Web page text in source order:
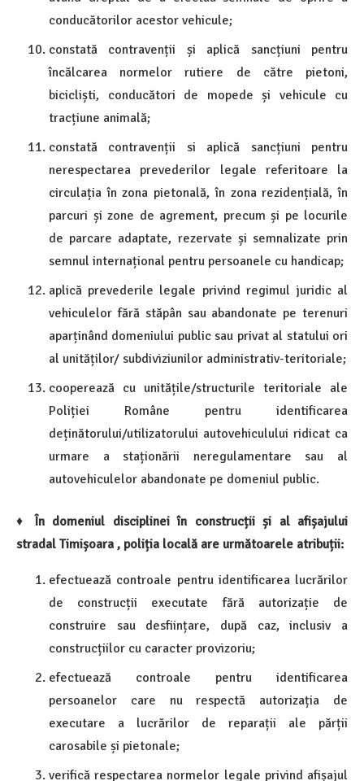
conducătorilor acestor vehicule;
constată contravenții și aplică sancțiuni pentru
încălcarea normelor rutiere de către pietoni,
bicicliști, conducători de mopede și vehicule cu
tracțiune animală;
constată contravenții si aplică sancțiuni pentru
nerespectarea prevederilor legale referitoare la
circulația în zona pietonală, în zona rezidențială, în
parcuri și zone de agrement, precum și pe locurile
de parcare adaptate, rezervate și semnalizate prin
semnul internațional pentru persoanele cu handicap;
aplică prevederile legale privind regimul juridic al
vehiculelor fără stăpân sau abandonate pe terenuri
aparținând domeniului public sau privat al statului ori
al unităților/ subdiviziunilor administrativ-teritoriale;
cooperează cu unitățile/structurile teritoriale ale
Poliției Române pentru identificarea
deținătorului/utilizatorului autovehiculului ridicat ca
urmare a staționării neregulamentare sau al
autovehiculelor abandonate pe domeniul public.
♦În domeniul disciplinei în construcții și al afișajului
stradal Timișoara , poliția locală are următoarele atribuții:
efectuează controale pentru identificarea lucrărilor
de construcții executate fără autorizație de
construire sau desființare, după caz, inclusiv a
construcțiilor cu caracter provizoriu;
efectuează controale pentru identificarea
persoanelor care nu respectă autorizația de
executare a lucrărilor de reparații ale părții
carosabile și pietonale;
verifică respectarea normelor legale privind afișajul